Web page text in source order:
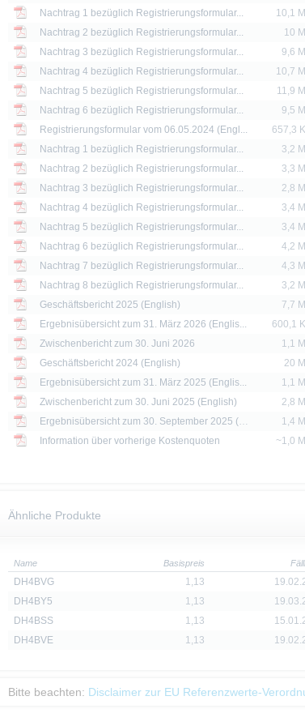
Nachtrag 1 bezüglich Registrierungsformular...
10,1
Nachtrag 2 bezüglich Registrierungsformular...
10
Nachtrag 3 bezüglich Registrierungsformular...
9,6
Nachtrag 4 bezüglich Registrierungsformular...
10,7
Nachtrag 5 bezüglich Registrierungsformular...
11,9
Nachtrag 6 bezüglich Registrierungsformular...
9,5
Registrierungsformular vom 06.05.2024 (Engl...
657,3
Nachtrag 1 bezüglich Registrierungsformular...
3,2
Nachtrag 2 bezüglich Registrierungsformular...
3,3
Nachtrag 3 bezüglich Registrierungsformular...
2,8
Nachtrag 4 bezüglich Registrierungsformular...
3,4
Nachtrag 5 bezüglich Registrierungsformular...
3,4
Nachtrag 6 bezüglich Registrierungsformular...
4,2
Nachtrag 7 bezüglich Registrierungsformular...
4,3
Nachtrag 8 bezüglich Registrierungsformular...
3,2
Geschäftsbericht 2025 (English)
7,7
Ergebnisübersicht zum 31. März 2026 (Englis...
600,1
Zwischenbericht zum 30. Juni 2026
1,1
Geschäftsbericht 2024 (English)
20
Ergebnisübersicht zum 31. März 2025 (Englis...
1,1
Zwischenbericht zum 30. Juni 2025 (English)
2,8
Ergebnisübersicht zum 30. September 2025 (E...
1,4
Information über vorherige Kostenquoten
~1,0
Ähnliche Produkte
Name Basispreis
DH4BVG 1,13
DH4BY5
1,13
DH4BSS
1,13
DH4BVE
1,13
Bitte beachten: Disclaimer zur EU Referenzwerte-
um die Risiken und Chancen einer Anlage in die Wertpapiere
andere Behörde ist nicht als Befürwortung der Wertpapiere zu
die aktuelle Einschätzung der Deutsche Bank AG wieder, die sich
unterliegt der Vertrieb der auf der X-markets Website
So dürfen die hierin genannten Wertpapiere weder innerhalb
Personen zum Kauf angeboten oder an diese verkauft werden.
Informationen dürfen nur in solchen Staaten verbreitet
zulässig ist. Der direkte oder indirekte Vertrieb der auf
Kanada oder Japan, sowie seine Übermittlung an oder
Preise werden nur zu Informationszwecken zur Verfügung gestellt
der Vergangenheit sind kein Indikator für die künftige